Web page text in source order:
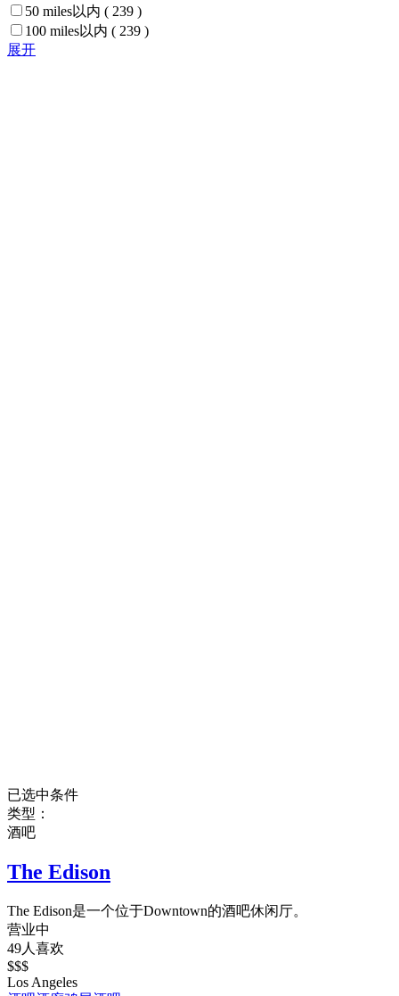
50 miles以内 ( 239 )
100 miles以内 ( 239 )
展开
已选中条件
类型：
酒吧
The Edison
The Edison是一个位于Downtown的酒吧休闲厅。
营业中
49人喜欢
$$$
Los Angeles